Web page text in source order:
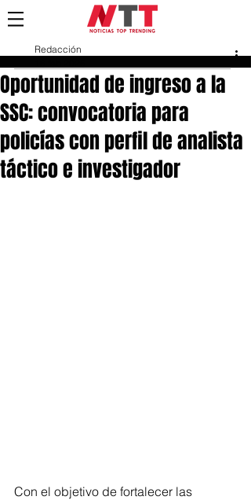
Oportunidad de ingreso a la
SSC: convocatoria para
policías con perfil de analista
táctico e investigador
Redacción
Con el objetivo de fortalecer las